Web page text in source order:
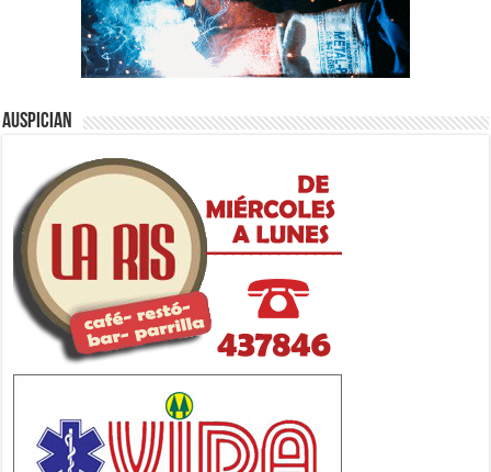
Auspician